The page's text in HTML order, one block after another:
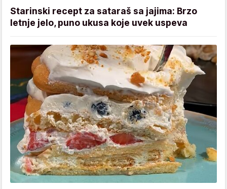
Starinski recept za sataraš sa jajima: Brzo
letnje jelo, puno ukusa koje uvek uspeva